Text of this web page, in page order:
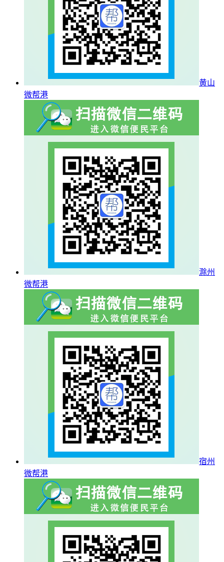
黄山
微帮港
滁州
微帮港
宿州
微帮港